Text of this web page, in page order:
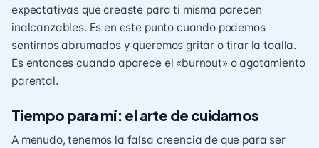
expectativas que creaste para ti misma parecen
inalcanzables. Es en este punto cuando podemos
sentirnos abrumados y queremos gritar o tirar la toalla.
Es entonces cuando aparece el «burnout» o agotamiento
parental.
Tiempo para mí: el arte de cuidarnos
A menudo, tenemos la falsa creencia de que para ser